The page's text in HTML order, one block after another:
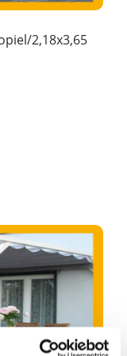
2,18x3,65